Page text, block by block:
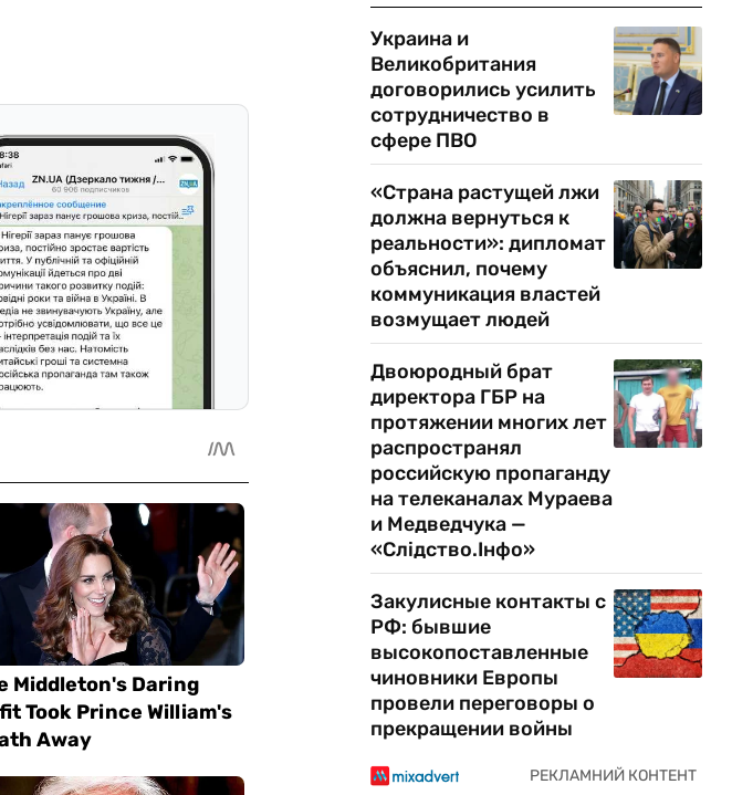
Украина и
Великобритания
договорились усилить
сотрудничество в
сфере ПВО
«Страна растущей лжи
должна вернуться к
реальности»: дипломат
объяснил, почему
коммуникация властей
возмущает людей
Двоюродный брат
директора ГБР на
протяжении многих лет
распространял
российскую пропаганду
на телеканалах Мураева
и Медведчука —
«Слідство.Інфо»
Закулисные контакты с
РФ: бывшие
высокопоставленные
чиновники Европы
провели переговоры о
прекращении войны